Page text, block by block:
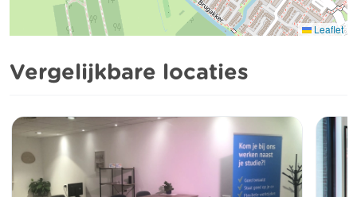
Leaflet
Vergelijkbare locaties